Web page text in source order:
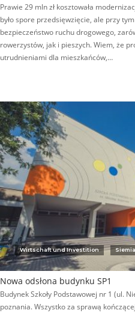
Prawie 29 mln zł kosztowała
było spore przedsięwzięcie, ale przy
bezpieczeństwo ruchu drogowego,
rowerzystów, jak i pieszych. Wiem, że
utrudnieniami dla mieszkańców,…
Wirtschaft und Investition
Nowa odsłona budynku SP1
Budynek Szkoły Podstawowej nr 1 (ul.
poznania. Wszystko za sprawą